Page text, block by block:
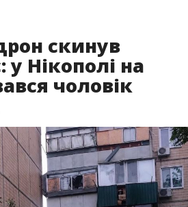
скинув
у Нікополі на
чоловік